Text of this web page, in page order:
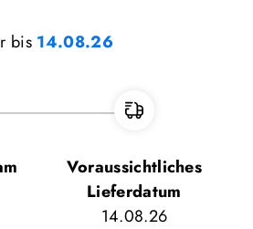
bis 14.08.26
Voraussichtliches
Lieferdatum
14.08.26